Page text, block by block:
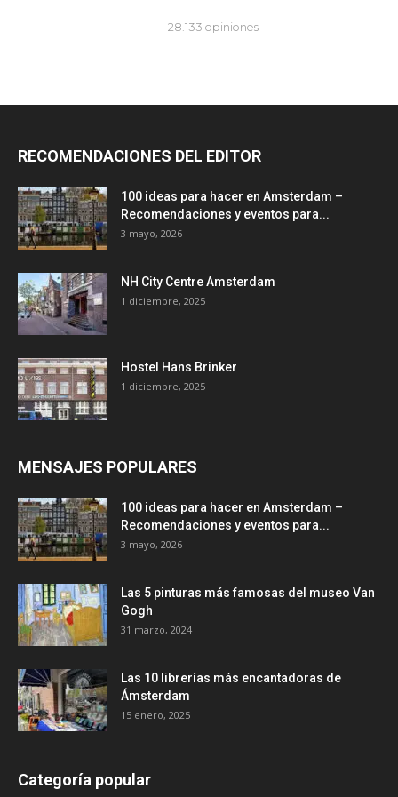
RECOMENDACIONES DEL EDITOR
100 ideas para hacer en Amsterdam –
Recomendaciones y eventos para...
3 mayo, 2026
NH City Centre Amsterdam
1 diciembre, 2025
Hostel Hans Brinker
1 diciembre, 2025
MENSAJES POPULARES
100 ideas para hacer en Amsterdam –
Recomendaciones y eventos para...
3 mayo, 2026
Las 5 pinturas más famosas del museo Van
Gogh
31 marzo, 2024
Las 10 librerías más encantadoras de
Ámsterdam
15 enero, 2025
Categoría popular